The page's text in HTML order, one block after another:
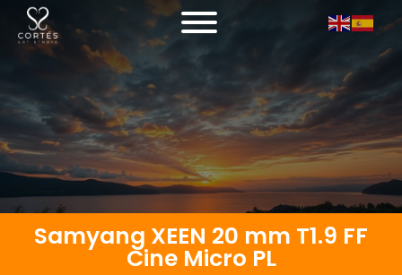
Samyang XEEN 20 mm T1.9 FF
Cine Micro PL